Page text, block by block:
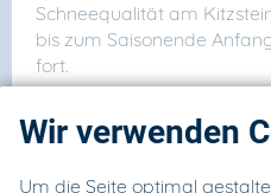
Schneequalität am
bis zum Saisonende
fort.
immer in den Ferien und
die Youngsters
Wir verwenden
Um die Seite optimal